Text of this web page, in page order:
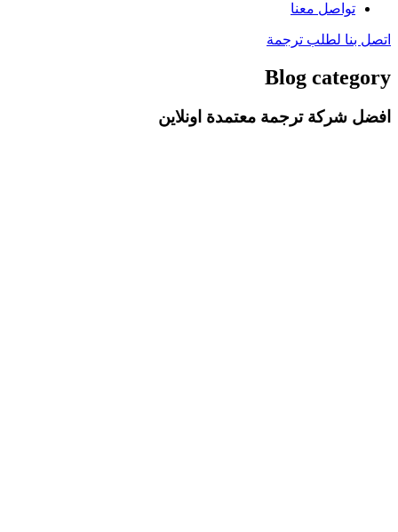
تواصل معنا
اتصل بنا لطلب ترجمة
Blog category
افضل شركة ترجمة معتمدة اونلاين